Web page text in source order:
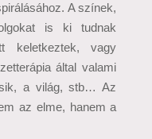
A színek,
is ki tudnak
keletkeztek, vagy
által valami
a világ, stb… Az
az elme, hanem a